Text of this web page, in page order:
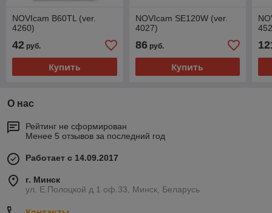
NOVIcam B60TL (ver.
4260)
42 руб.
Купить
NOVIcam SE120W (ver.
4027)
86руб.
Купить
О нас
Рейтинг не сформирован
Менее 5 отзывов за последний год
Работает с 14.09.2017
г. Минск
ул. Е.Полоцкой д.1 оф.33, Минск, Беларусь